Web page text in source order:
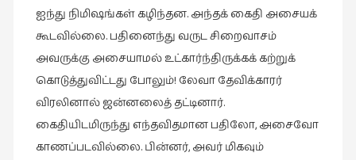
ஐந்து நிமிஷங்கள் கழிந்தன. அந்தக் கைதி அசையக்
கூடவில்லை. பதினைந்து வருட சிறைவாசம்
அவருக்கு அசையாமல் உட்கார்ந்திருக்கக் கற்றுக்
கொடுத்துவிட்டது போலும்! லேவா தேவிக்காரர்
விரலினால் ஜன்னலைத் தட்டினார்.
கைதியிடமிருந்து எந்தவிதமான பதிலோ, அசைவோ
காணப்படவில்லை. பின்னர், அவர் மிகவும்